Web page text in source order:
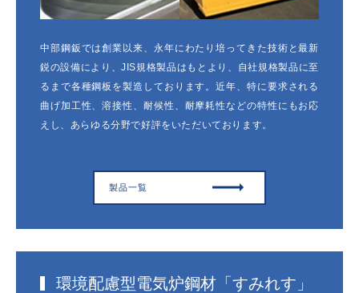
中部鋼鈑では創業以来、永年にわたり培ってきた技術と最新
鋭の設備により、JIS規格製品はもとより、自社規格製品に至
るまで各種鋼板を製造しております。近年、特に要求される
曲げ加工性、溶接性、耐候性、耐摩耗性などの特性にもお応
えし、あらゆる分野で好評をいただいております。
製品一覧
環境配慮型電気炉鋼材「すみれす」